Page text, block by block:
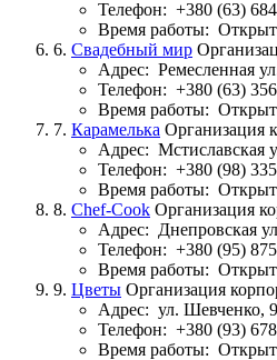
Телефон: +380 (63)
Время работы:
6. Свадебный мир
Адрес: Ремесленная
Телефон: +380 (63)
Время работы:
7. Карамелька Организация
Адрес: Мстиславская
Телефон: +380 (98)
Время работы:
8. Chef-Cook Организация
Адрес: Днепровская
Телефон: +380 (95)
Время работы:
9. Цветы Организация
Адрес: ул. Шевченко,
Телефон: +380 (93)
Время работы: